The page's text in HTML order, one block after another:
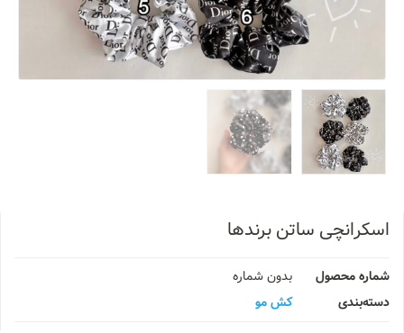
اسکرانچی ساتن برندها
شماره محصول
بدون شماره
دسته‌بندی
کش مو